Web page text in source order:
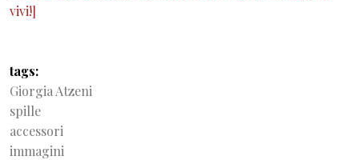
vivi!]
tags
Giorgia Atzeni
spille
accessori
immagini